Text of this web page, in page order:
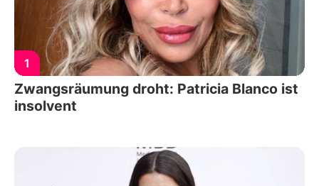
1
Zwangsräumung droht: Patricia Blanco ist
insolvent